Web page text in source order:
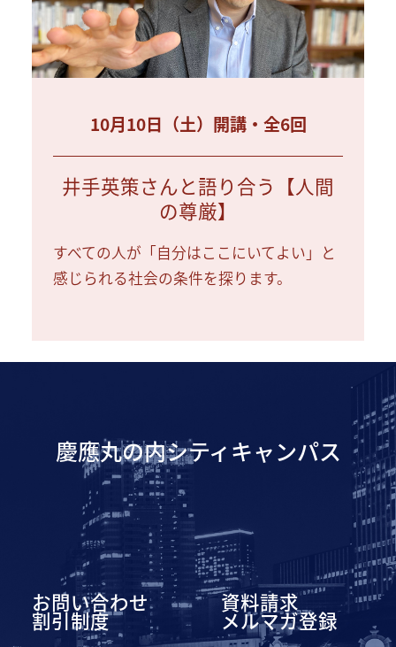
10月10日（土）開講・全6回
井手英策さんと語り合う【人間
の尊厳】
すべての人が「自分はここにいてよい」と
感じられる社会の条件を探ります。
慶應丸の内シティキャンパス
お問い合わせ 資料請求
割引制度 メルマガ登録